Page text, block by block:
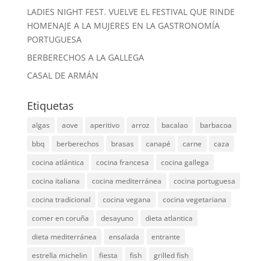
LADIES NIGHT FEST. VUELVE EL FESTIVAL QUE RINDE
HOMENAJE A LA MUJERES EN LA GASTRONOMÍA
PORTUGUESA
BERBERECHOS A LA GALLEGA
CASAL DE ARMÁN
Etiquetas
algas aove aperitivo arroz bacalao
barbacoa
bbq
berberechos brasas canapé carne
caza
cocina atlántica
cocina francesa
cocina gallega
cocina italiana
cocina mediterránea
cocina portuguesa
cocina tradicional
cocina vegana
cocina vegetariana
comer en coruña
desayuno
dieta atlantica
dieta mediterránea
ensalada
entrante
estrella michelin
fiesta fish
grilled fish